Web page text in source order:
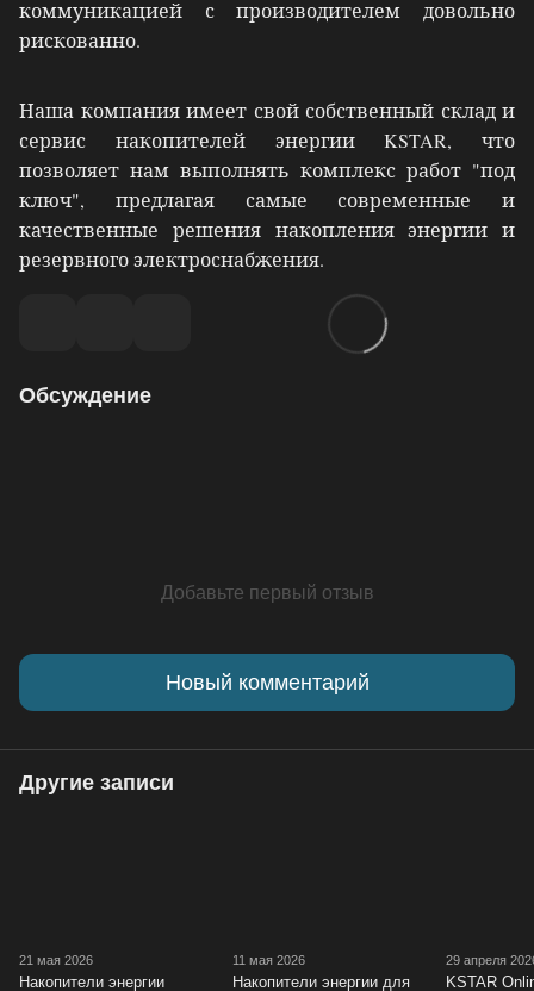
коммуникацией с производителем довольно
рискованно.
Наша компания имеет свой собственный склад и
сервис накопителей энергии KSTAR, что
позволяет нам выполнять комплекс работ "под
ключ", предлагая самые современные и
качественные решения накопления энергии и
резервного электроснабжения.
Обсуждение
Добавьте первый отзыв
Новый комментарий
Другие записи
21 мая 2026
Накопители энергии
11 мая 2026
Накопители энергии для
29 апреля
​KSTAR